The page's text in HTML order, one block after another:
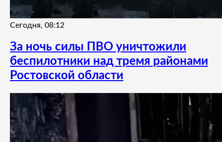
Сегодня, 08:12
За ночь силы ПВО уничтожили
беспилотники над тремя районами
Ростовской области